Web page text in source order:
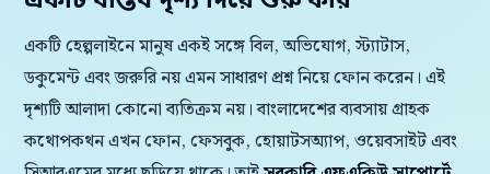
একটি হেল্পলাইনে মানুষ একই সঙ্গে বিল, অভিযোগ, স্ট্যাটাস,
ডকুমেন্ট এবং জরুরি নয় এমন সাধারণ প্রশ্ন নিয়ে ফোন করেন। এই
দৃশ্যটি আলাদা কোনো ব্যতিক্রম নয়। বাংলাদেশের ব্যবসায় গ্রাহক
কথোপকথন এখন ফোন, ফেসবুক, হোয়াটসঅ্যাপ, ওয়েবসাইট এবং